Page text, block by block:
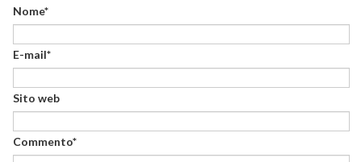
Nome*
E-mail*
Sito web
Commento*